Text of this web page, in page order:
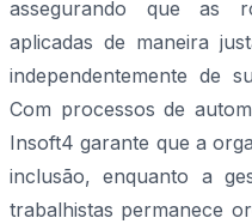
assegurando que as
aplicadas de maneira
independentemente de
Com processos de
Insoft4 garante que a
inclusão, enquanto a
trabalhistas permanece